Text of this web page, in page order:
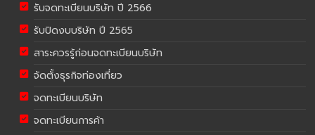
รับจดทะเบียนบริษัท ปี 2566
รับปิดงบบริษัท ปี 2565
สาระควรรู้ก่อนจดทะเบียนบริษัท
จัดตั้งธุรกิจท่องเที่ยว
จดทะเบียนบริษัท
จดทะเบียนการค้า